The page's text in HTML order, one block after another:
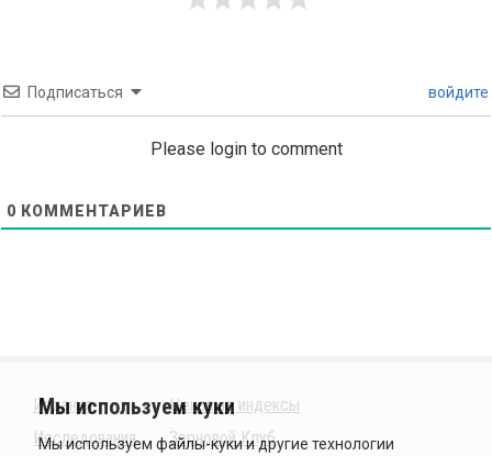
Подписаться войдите
Please login to comment
0 КОММЕНТАРИЕВ
Издания
Исследования
Ценовые индексы
Зерновой Клуб